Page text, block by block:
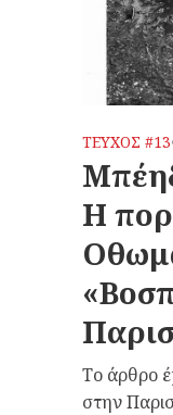
ΤΕΥΧΟΣ #13
Η
Το άρθρο
στην